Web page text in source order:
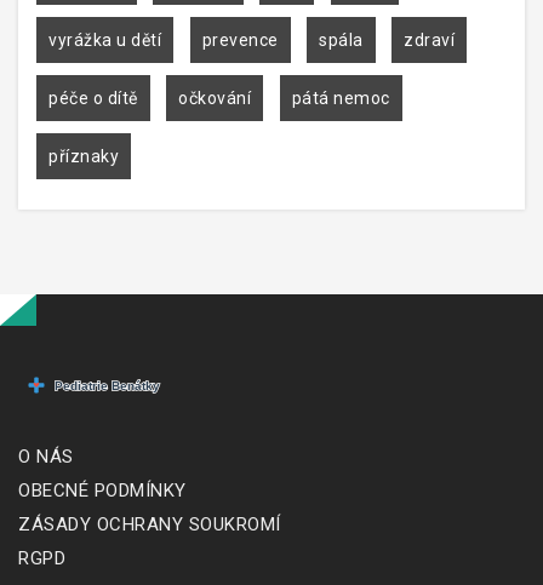
vyrážka u dětí prevence spála zdraví
péče o dítě očkování pátá nemoc
příznaky
O NÁS
OBECNÉ PODMÍNKY
ZÁSADY OCHRANY SOUKROMÍ
RGPD